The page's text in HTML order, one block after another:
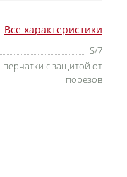
Все характеристики
S/7
перчатки с защитой от
порезов